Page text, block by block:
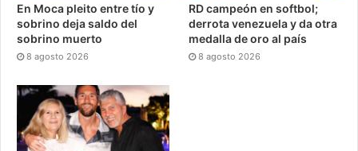
En Moca pleito entre tío y
sobrino deja saldo del
sobrino muerto
8 agosto 2026
RD campeón en softbol;
derrota venezuela y da otra
medalla de oro al país
8 agosto 2026